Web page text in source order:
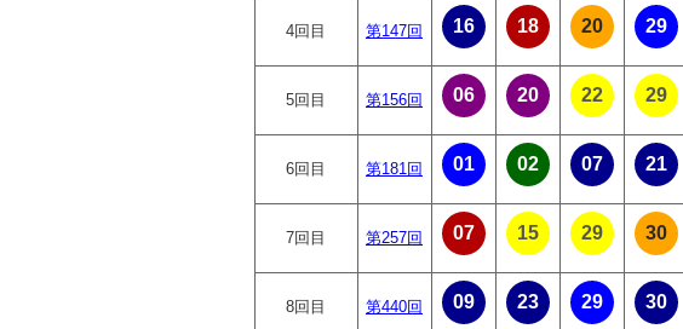
4回目 第147回 16 18 20 29
5回目 第156回 06 20 22 29
6回目 第181回 01 02 07 21
7回目 第257回 07 15 29 30
8回目 第440回 09 23 29 30